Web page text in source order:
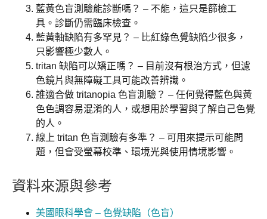
藍黃色盲測驗能診斷嗎？ – 不能，這只是篩檢工
具。診斷仍需臨床檢查。
藍黃軸缺陷有多罕見？ – 比紅綠色覺缺陷少很多，
只影響極少數人。
tritan 缺陷可以矯正嗎？ – 目前沒有根治方式，但濾
色鏡片與無障礙工具可能改善辨識。
誰適合做 tritanopia 色盲測驗？ – 任何覺得藍色與黃
色色調容易混淆的人，或想用於學習與了解自己色覺
的人。
線上 tritan 色盲測驗有多準？ – 可用來提示可能問
題，但會受螢幕校準、環境光與使用情境影響。
資料來源與參考
美國眼科學會 – 色覺缺陷（色盲）